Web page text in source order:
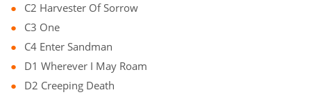
C2 Harvester Of Sorrow
C3 One
C4 Enter Sandman
D1 Wherever I May Roam
D2 Creeping Death